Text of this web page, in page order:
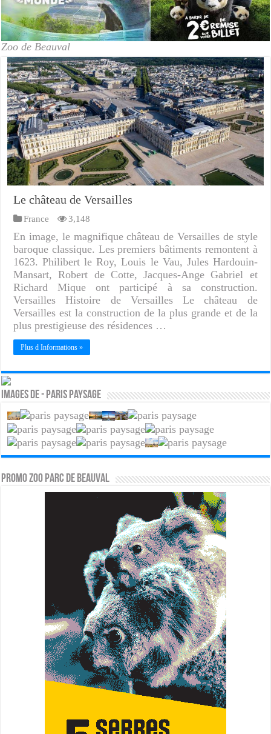
Zoo de Beauval
Le château de Versailles
France 3,148
En image, le magnifique château de Versailles de style
baroque classique. Les premiers bâtiments remontent à
1623. Philibert le Roy, Louis le Vau, Jules Hardouin-
Mansart, Robert de Cotte, Jacques-Ange Gabriel et
Richard Mique ont participé à sa construction.
Versailles Histoire de Versailles Le château de
Versailles est la construction de la plus grande et de la
plus prestigieuse des résidences …
Plus d Informations »
Images de - Paris paysage
PROMO ZOO PARC DE BEAUVAL